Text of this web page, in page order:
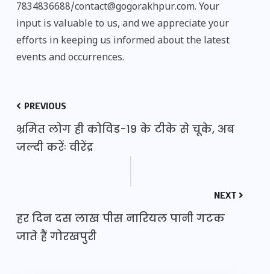
7834836688/contact@gogorakhpur.com. Your
input is valuable to us, and we appreciate your
efforts in keeping us informed about the latest
events and occurrences.
PREVIOUS
भ्रमित लोग ही कोविड-19 के टीके से चूके, अब
जल्दी करेंः वीरेंद्र
NEXT
हर दिन दस लाख पीस नारियल पानी गटक
जाते हैं गोरखपुरी